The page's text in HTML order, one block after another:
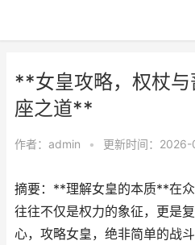
**女皇攻略，权杖
座之道**
作者： admin • 更新时间：
摘要：**理解女皇的本质**在
往往不仅是权力的象征，更是
心，攻略女皇，绝非简单的战